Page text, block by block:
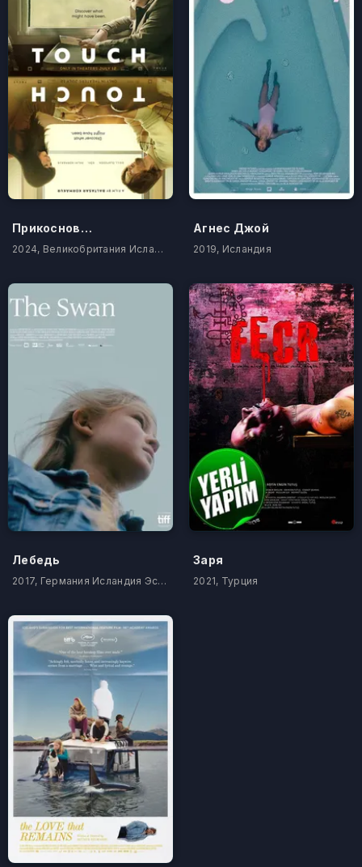
Прикосновение
2024, Великобритания Исландия
Агнес Джой
2019, Исландия
Лебедь
2017, Германия Исландия Эстония
Заря
2021, Турция